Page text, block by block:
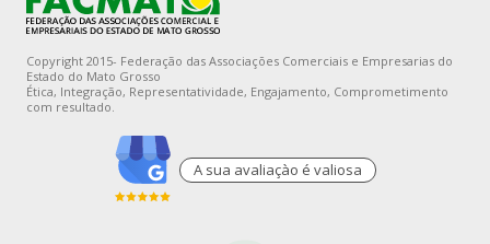
Copyright 2015- Federação das Associações Comerciais e Empresarias do
Estado do Mato Grosso
Ética, Integração, Representatividade, Engajamento, Comprometimento
com resultado.
A sua avaliaçào é valiosa